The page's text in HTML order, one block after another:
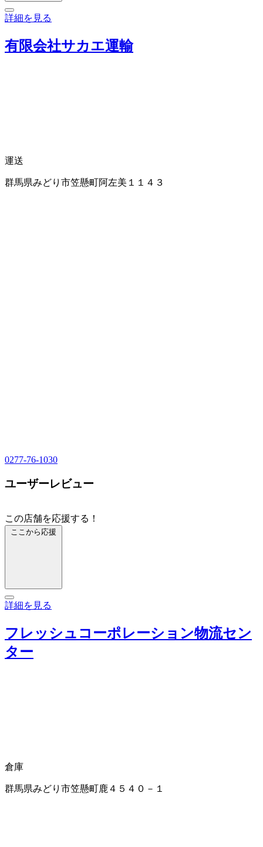
詳細を見る
有限会社サカエ運輸
運送
群馬県みどり市笠懸町阿左美１１４３
0277-76-1030
ユーザーレビュー
この店舗を応援する！
ここから応援
詳細を見る
フレッシュコーポレーション物流セン
ター
倉庫
群馬県みどり市笠懸町鹿４５４０－１